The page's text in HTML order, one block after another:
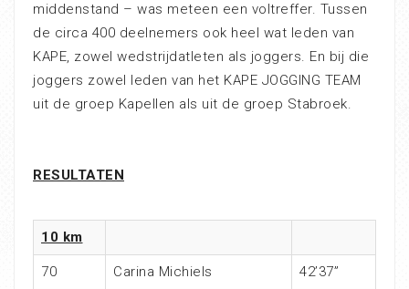
middenstand – was meteen een voltreffer. Tussen
de circa 400 deelnemers ook heel wat leden van
KAPE, zowel wedstrijdatleten als joggers. En bij die
joggers zowel leden van het KAPE JOGGING TEAM
uit de groep Kapellen als uit de groep Stabroek.
RESULTATEN
10 km
70 Carina Michiels 42’37”